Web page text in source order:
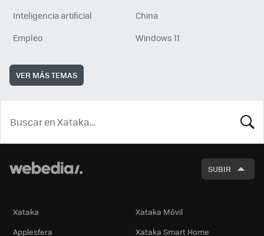
Inteligencia artificial
China
Empleo
Windows 11
VER MÁS TEMAS
SUBIR
Xataka
Xataka Móvil
Applesfera
Xataka Smart Home